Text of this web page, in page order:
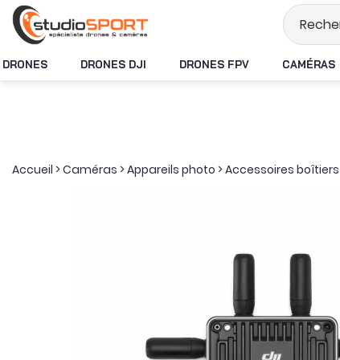
Stock en temps
DRONES DRONES DJI DRONES FPV CAMÉRAS
Accueil >Caméras >Appareils photo >Accessoires